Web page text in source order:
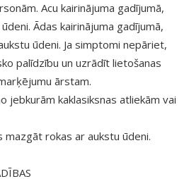
Acu kairinājuma gadījumā,
Ādas kairinājuma gadījumā,
ūdeni. Ja simptomi nepāriet,
palīdzību un uzrādīt lietošanas
ārstam.
jebkurām kaklasiksnas atliekām vai
mazgāt rokas ar aukstu ūdeni.